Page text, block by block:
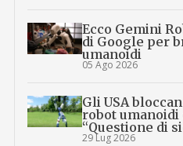
Ecco Gemini
di Google per
umanoidi
05 Ago 2026
Gli USA
robot
“Questione di
29 Lug 2026